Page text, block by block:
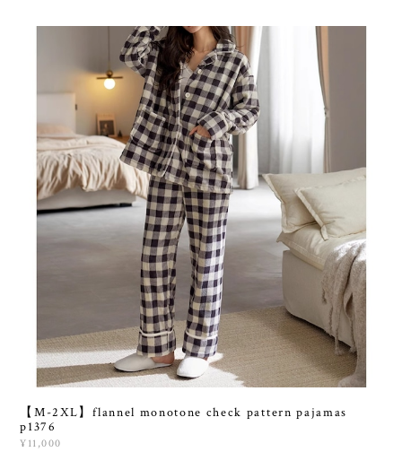
【M-2XL】flannel monotone check pattern pajamas
p1376
¥11,000